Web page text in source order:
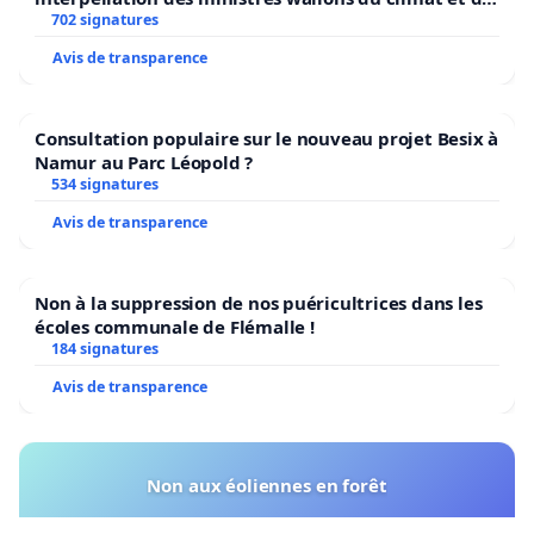
concernant l’inscription à la cantine. Il est essentiel
pour nous de garantir que nos enfants bénéficient
Nous vous remercions par avance pour votre
compréhension et restons à votre disposition pour
toute discussion visant à trouver une solution
Dans l’attente de votre réponse, veuillez agréer,
Madame, Monsieur, l’expression de nos salutations
distinguées.
l’environnement.
702 signatures
Avis de transparence
Consultation populaire sur le nouveau projet Besix à
Namur au Parc Léopold ?
534 signatures
Avis de transparence
Non à la suppression de nos puéricultrices dans les
écoles communale de Flémalle !
184 signatures
Avis de transparence
Non aux éoliennes en forêt